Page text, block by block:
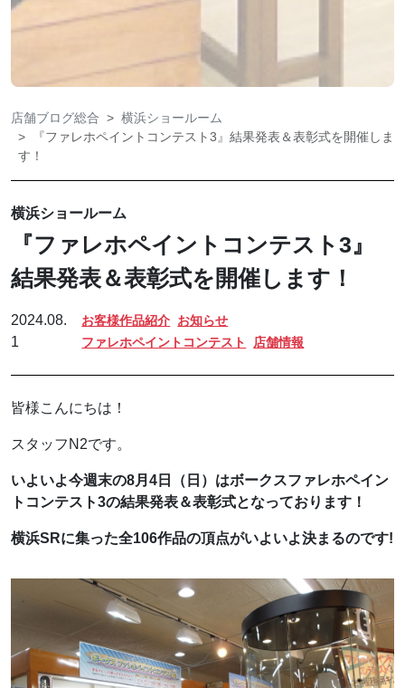
店舗ブログ総合
横浜ショールーム
『ファレホペイントコンテスト3』結果発表＆表彰式を開催しま
す！
横浜ショールーム
『ファレホペイントコンテスト3』
結果発表＆表彰式を開催します！
2024.08.
1
お客様作品紹介 お知らせ
ファレホペイントコンテスト
店舗情報
皆様こんにちは！
スタッフN2です。
いよいよ今週末の8月4日（日）はボークスファレホペイン
トコンテスト3の結果発表＆表彰式となっております！
横浜SRに集った全106作品の頂点がいよいよ決まるのです!